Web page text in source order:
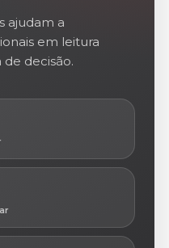
ajudam a
em leitura
decisão.